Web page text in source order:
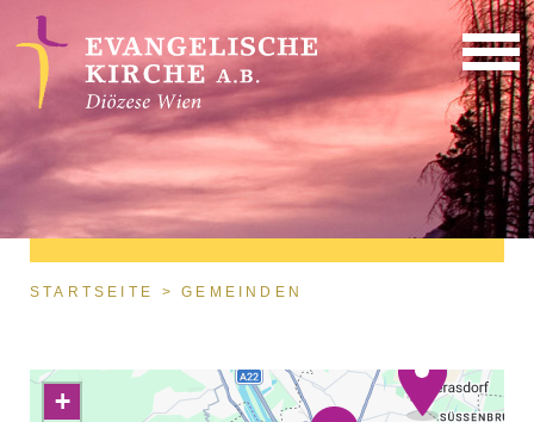
Direkt zum Inhalt
Sie sind hier
STARTSEITE GEMEINDEN
+